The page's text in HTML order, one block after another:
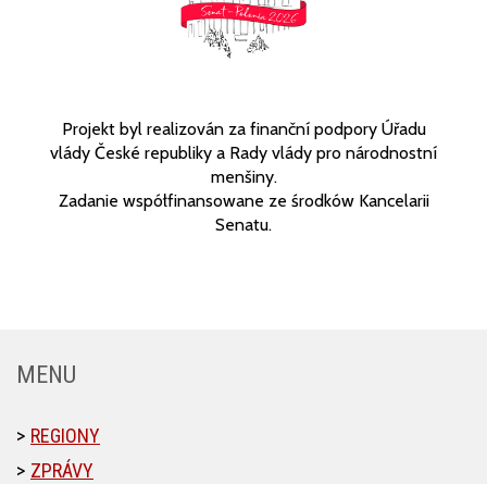
Projekt byl realizován za finanční podpory Úřadu
vlády České republiky a Rady vlády pro národnostní
menšiny.
Zadanie współfinansowane ze środków Kancelarii
Senatu.
MENU
REGIONY
ZPRÁVY